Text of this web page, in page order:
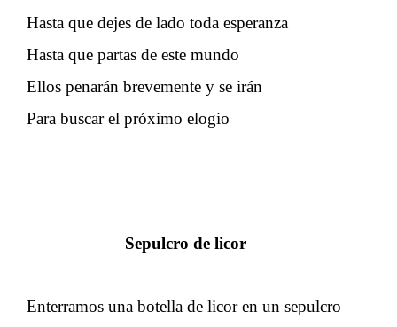
Hasta que dejes de lado toda esperanza
Hasta que partas de este mundo
Ellos penarán brevemente y se irán
Para buscar el próximo elogio
Sepulcro de licor
Enterramos una botella de licor en un sepulcro